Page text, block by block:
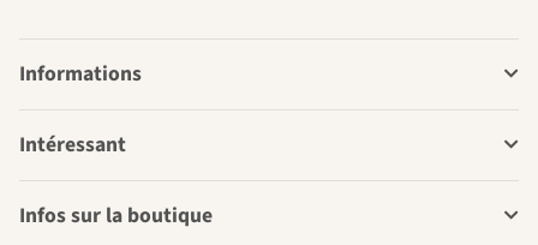
Informations
Intéressant
Infos sur la boutique